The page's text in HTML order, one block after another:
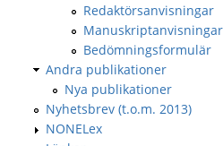
Redaktörsanvisningar
Manuskriptanvisningar
Bedömningsformulär
Andra publikationer
Nya publikationer
Nyhetsbrev (t.o.m. 2013)
NONELex